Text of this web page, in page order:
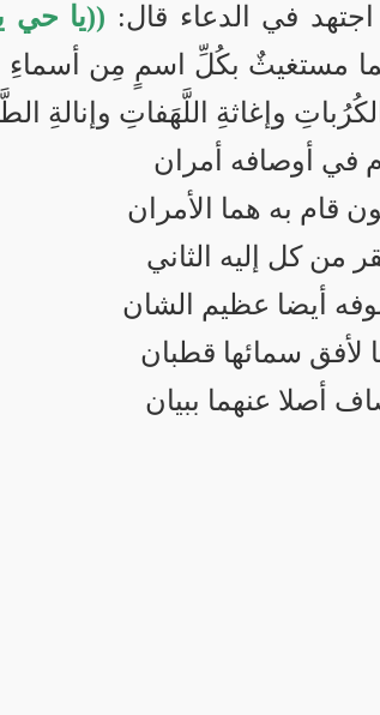
في الدعاء قال: ((يا حي
مستغيثٌ بكُلِّ اسمٍ مِن
وإغاثةِ اللَّهَفاتِ وإنالةِ
في أوصافه أمران
قام به هما الأمران
من كل إليه الثاني
أيضا عظيم الشان
لأفق سمائها قطبان
أصلا عنهما ببيان